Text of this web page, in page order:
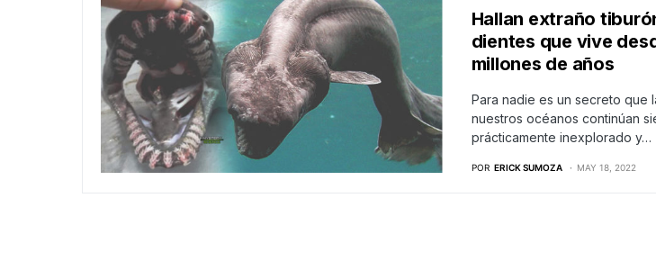
Hallan extraño
dientes que vive
millones de años
Para nadie es un secreto que
nuestros océanos continúan
prácticamente inexplorado y…
POR ERICK SUMOZA MAY 18, 2022